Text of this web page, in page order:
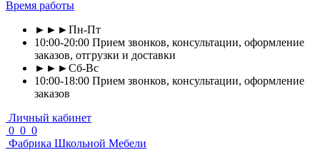
Время работы
►►►Пн-Пт
10:00-20:00 Прием звонков, консультации, оформление
заказов, отгрузки и доставки
►►►Сб-Вс
10:00-18:00 Прием звонков, консультации, оформление
заказов
Личный кабинет
0 0 0
Фабрика Школьной Мебели